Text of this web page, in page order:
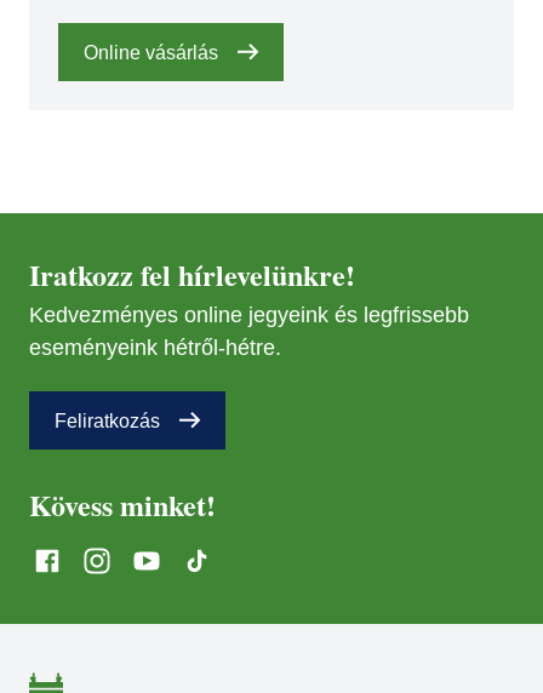
Online vásárlás
Iratkozz fel hírlevelünkre!
Kedvezményes online jegyeink és legfrissebb
eseményeink hétről-hétre.
Feliratkozás
Kövess minket!